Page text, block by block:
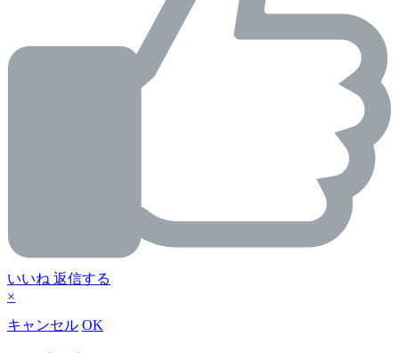
いいね 返信する
×
キャンセル OK